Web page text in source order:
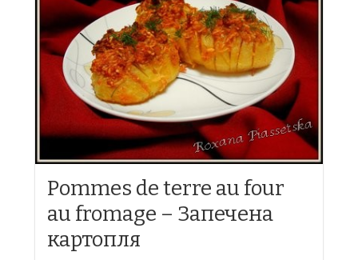
Pommes de terre au four
au fromage – Запечена
картопля